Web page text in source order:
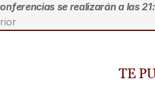
se realizarán a las
TE